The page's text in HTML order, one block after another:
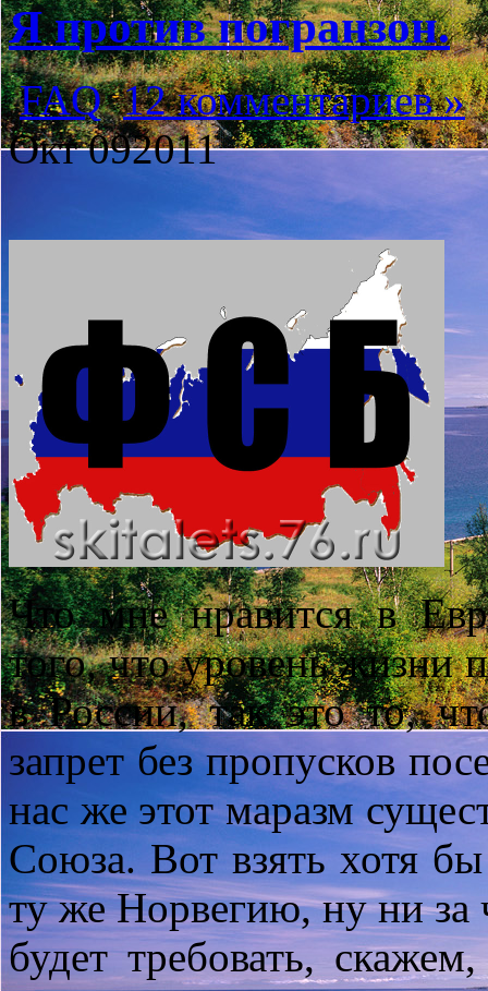
Я против погранзон.
FAQ 12 комментариев »
Окт 092011
Что мне нравится в
того, что уровень
в России, так это то,
запрет без пропусков
нас же этот маразм
Союза. Вот взять хотя
ту же Норвегию, ну ни за
будет требовать,